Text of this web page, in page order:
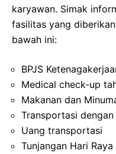
karyawan. Simak
fasilitas yang
bawah ini:
BPJS
Medical check-up
Makanan dan
Transportasi
Uang transportasi
Tunjangan Hari Raya